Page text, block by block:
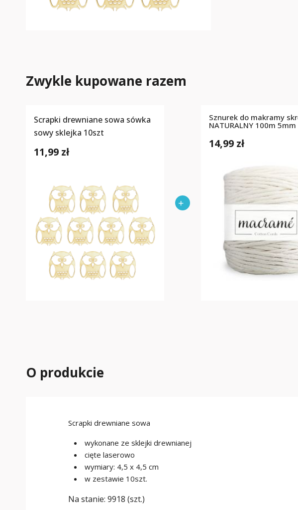
Zwykle kupowane razem
Scrapki drewniane sowa sówka
sowy sklejka 10szt
11,99 zł
Sznurek do makramy
NATURALNY 100m 5mm
14,99 zł
O produkcie
Scrapki drewniane sowa
wykonane ze sklejki drewnianej
cięte laserowo
wymiary: 4,5 x 4,5 cm
w zestawie 10szt.
Na stanie: 9918 (szt.)